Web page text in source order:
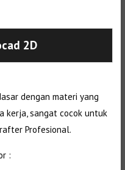
2D
dengan materi yang
kerja, sangat cocok untuk
Profesional.
: